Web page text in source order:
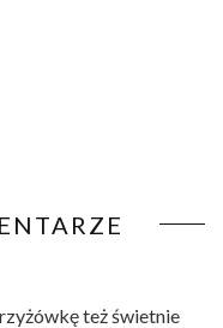
też świetnie